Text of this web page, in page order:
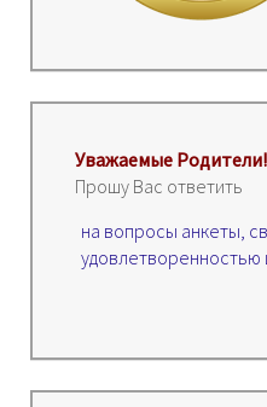
Уважаемые Родители!
Прошу Вас ответить
на вопросы анкеты,
удовлетворенностью